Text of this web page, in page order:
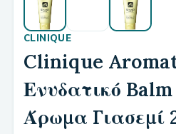
CLINIQUE
Clinique
Ενυδατικό
Άρωμα Γιασεμί